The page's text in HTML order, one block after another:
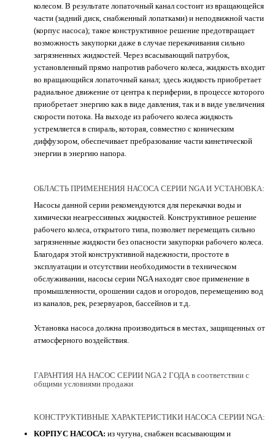
колесом. В результате лопаточный канал состоит из вращающейся
части (задний диск, снабженный лопатками) и неподвижной части
(корпус насоса); такое конструктивное решение предотвращает
возможность закупорки даже в случае перекачивания сильно
загрязненных жидкостей. Через всасывающий патрубок,
установленный прямо напротив рабочего колеса, жидкость входит
во вращающийся лопаточный канал; здесь жидкость приобретает
радиальное движение от центра к периферии, в процессе которого
приобретает энергию как в виде давления, так и в виде увеличения
скорости потока. На выходе из рабочего колеса жидкость
устремляется в спираль, которая, совместно с коническим
диффузором, обеспечивает пребразование части кинетической
энергии в энергию напора.
ОБЛАСТЬ ПРИМЕНЕНИЯ НАСОСА СЕРИИ NGA И УСТАНОВКА:
Насосы данной серии рекомендуются для перекачки воды и
химически неагрессивных жидкостей. Конструктивное решение
рабочего колеса, открытого типа, позволяет перемещать сильно
загрязненные жидкости без опасности закупорки рабочего колеса.
Благодаря этой конструктивной надежности, простоте в
эксплуатации и отсутствии необходимости в техническом
обслуживании, насосы серии NGA находят свое применение в
промышленности, орошении садов и огородов, перемещению вод
из каналов, рек, резервуаров, бассейнов и т.д.
Установка насоса должна производиться в местах, защищенных от
атмосферного воздействия.
ГАРАНТИЯ НА НАСОС СЕРИИ NGA 2 ГОДА в соответствии с
общими условиями продажи
КОНСТРУКТИВНЫЕ ХАРАКТЕРИСТИКИ НАСОСА СЕРИИ NGA:
КОРПУС НАСОСА: из чугуна, снабжен всасывающим и